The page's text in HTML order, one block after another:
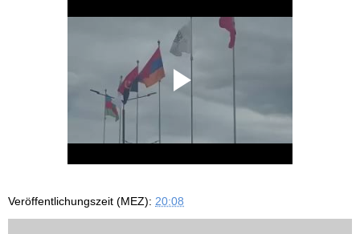
Veröffentlichungszeit (MEZ): 20:08